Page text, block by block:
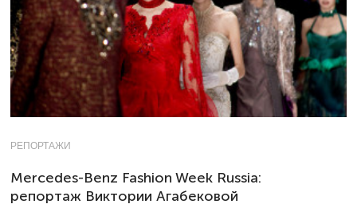
РЕПОРТАЖИ
Mercedes-Benz Fashion Week Russia:
репортаж Виктории Агабековой